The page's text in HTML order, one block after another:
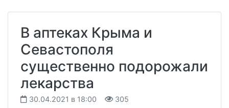
В аптеках Крыма и
Севастополя
существенно подорожали
лекарства
30.04.2021 в 18:00 305